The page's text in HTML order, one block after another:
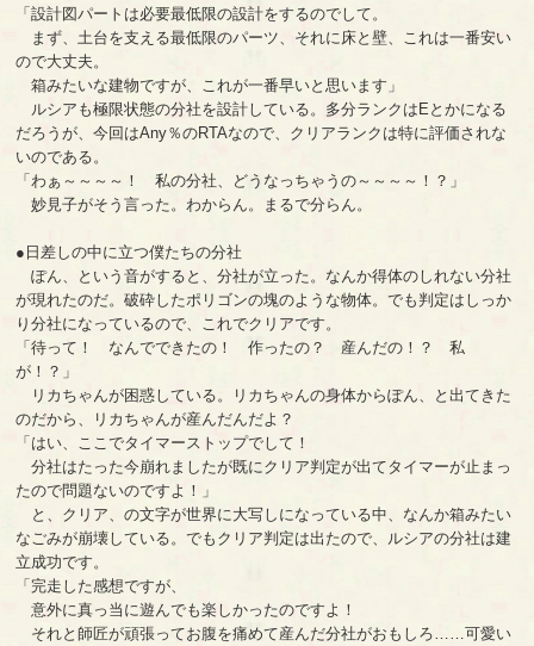
「設計図パートは必要最低限の設計をするのでして。
まず、土台を支える最低限のパーツ、それに床と壁、これは一番安い
ので大丈夫。
箱みたいな建物ですが、これが一番早いと思います」
ルシアも極限状態の分社を設計している。多分ランクはEとかになる
だろうが、今回はAny％のRTAなので、クリアランクは特に評価されな
いのである。
「わぁ～～～～！ 私の分社、どうなっちゃうの～～～～！？」
妙見子がそう言った。わからん。まるで分らん。
●日差しの中に立つ僕たちの分社
ぽん、という音がすると、分社が立った。なんか得体のしれない分社
が現れたのだ。破砕したポリゴンの塊のような物体。でも判定はしっか
り分社になっているので、これでクリアです。
「待って！ なんでできたの！ 作ったの？ 産んだの！？ 私
が！？」
リカちゃんが困惑している。リカちゃんの身体からぽん、と出てきた
のだから、リカちゃんが産んだんだよ？
「はい、ここでタイマーストップでして！
分社はたった今崩れましたが既にクリア判定が出てタイマーが止まっ
たので問題ないのですよ！」
と、クリア、の文字が世界に大写しになっている中、なんか箱みたい
なごみが崩壊している。でもクリア判定は出たので、ルシアの分社は建
立成功です。
「完走した感想ですが、
意外に真っ当に遊んでも楽しかったのですよ！
それと師匠が頑張ってお腹を痛めて産んだ分社がおもしろ……可愛い